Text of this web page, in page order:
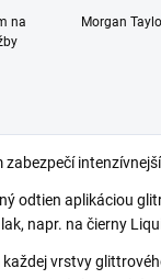
na
Morgan
zabezpečí
odtien aplikáciou
napr. na čierny
každej vrstvy